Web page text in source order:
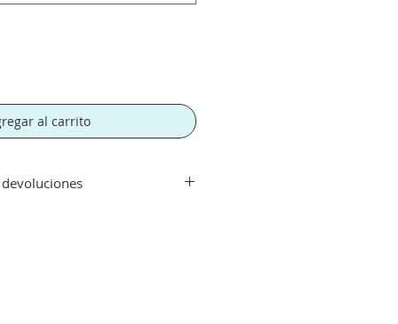
al carrito